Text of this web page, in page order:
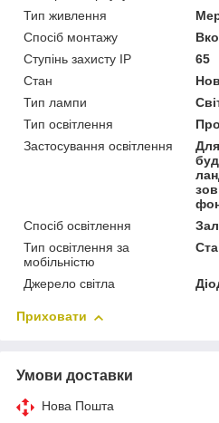
Тип живлення
Спосіб монтажу
Ступінь захисту IP
65
Стан
Тип лампи
Тип освітлення
Застосування освітлення
Спосіб освітлення
Тип освітлення за
мобільністю
Джерело світла
Приховати
Умови доставки
Нова Пошта